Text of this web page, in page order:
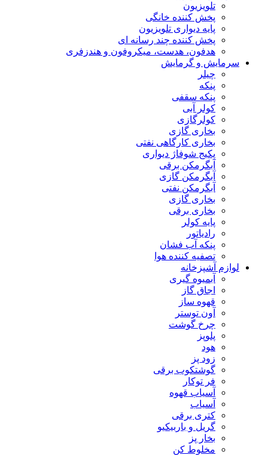
تلویزیون
پخش کننده خانگی
پایه دیواری تلویزیون
پخش کننده چند رسانه ای
هدفون، هدست، میکروفون و هندزفری
سرمایش و گرمایش
چیلر
پنکه
پنکه سقفی
کولر آبی
کولرگازی
بخاری گازی
بخاری کارگاهی نفتی
پکیج شوفاژ دیواری
آبگرمکن برقی
آبگرمکن گازی
آبگرمکن نفتی
بخاری گازی
بخاری برقی
پایه کولر
رادیاتور
پنکه آب فشان
تصفیه کننده هوا
لوازم آشپزخانه
آبمیوه گیری
اجاق گاز
قهوه ساز
آون توستر
چرخ گوشت
پلوپز
هود
زود پز
گوشتکوب برقی
فر توکار
آسیاب قهوه
آسیاب
کتری برقی
گریل و باربیکیو
بخار پز
مخلوط کن